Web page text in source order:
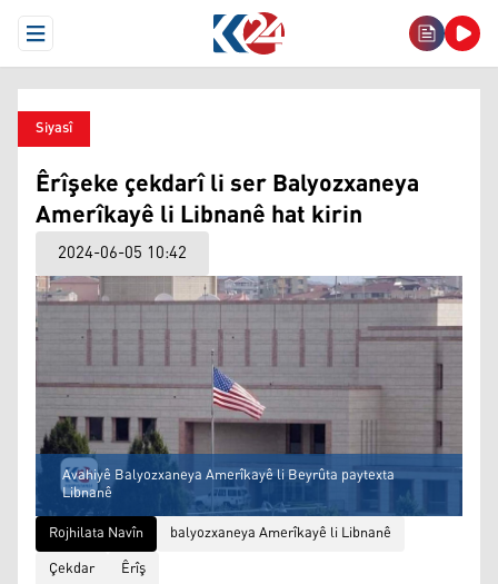
Open Menu
Siyasî
Êrîşeke çekdarî li ser Balyozxaneya
Amerîkayê li Libnanê hat kirin
2024-06-05 10:42
Avahiyê Balyozxaneya Amerîkayê li Beyrûta paytexta
Libnanê
Rojhilata Navîn
balyozxaneya Amerîkayê li Libnanê
Çekdar
Êrîş